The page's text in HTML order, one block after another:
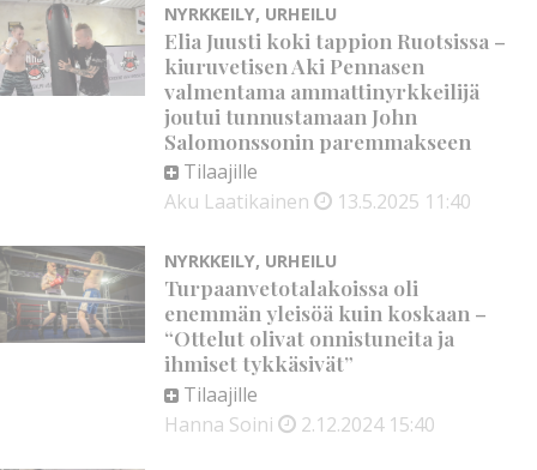
NYRKKEILY, URHEILU
Elia Juusti koki tappion Ruotsissa –
kiuruvetisen Aki Pennasen
valmentama ammattinyrkkeilijä
joutui tunnustamaan John
Salomonssonin paremmakseen
Tilaajille
Aku Laatikainen
13.5.2025 11:40
NYRKKEILY, URHEILU
Turpaanvetotalakoissa oli
enemmän yleisöä kuin koskaan –
“Ottelut olivat onnistuneita ja
ihmiset tykkäsivät”
Tilaajille
Hanna Soini
2.12.2024 15:40